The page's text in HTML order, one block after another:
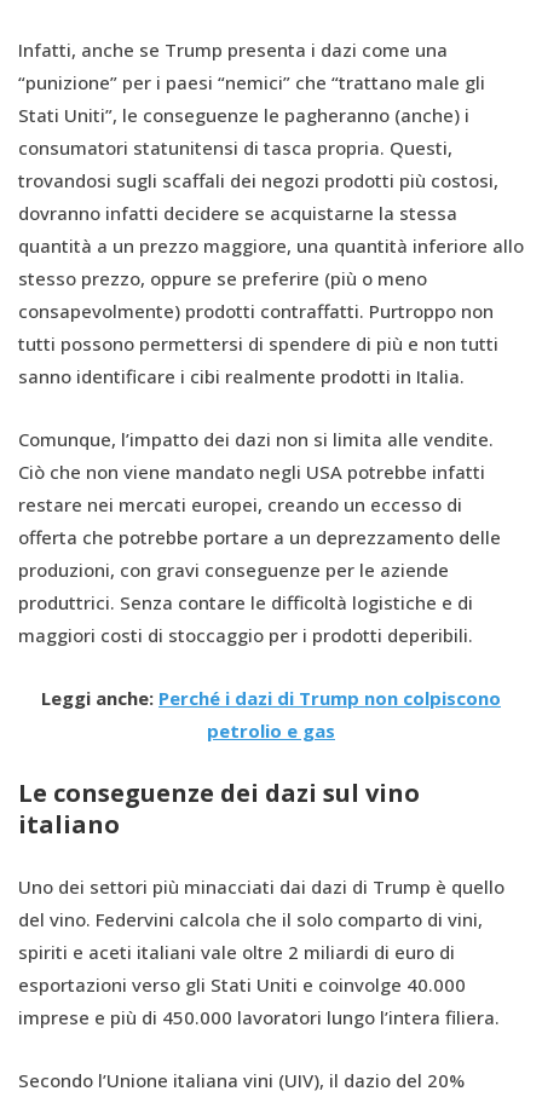
Infatti, anche se Trump presenta i dazi come una
“punizione” per i paesi “nemici” che “trattano male gli
Stati Uniti”, le conseguenze le pagheranno (anche) i
consumatori statunitensi di tasca propria. Questi,
trovandosi sugli scaffali dei negozi prodotti più costosi,
dovranno infatti decidere se acquistarne la stessa
quantità a un prezzo maggiore, una quantità inferiore allo
stesso prezzo, oppure se preferire (più o meno
consapevolmente) prodotti contraffatti. Purtroppo non
tutti possono permettersi di spendere di più e non tutti
sanno identificare i cibi realmente prodotti in Italia.
Comunque, l’impatto dei dazi non si limita alle vendite.
Ciò che non viene mandato negli USA potrebbe infatti
restare nei mercati europei, creando un eccesso di
offerta che potrebbe portare a un deprezzamento delle
produzioni, con gravi conseguenze per le aziende
produttrici. Senza contare le difficoltà logistiche e di
maggiori costi di stoccaggio per i prodotti deperibili.
Leggi anche: Perché i dazi di Trump non colpiscono
petrolio e gas
Le conseguenze dei dazi sul vino
italiano
Uno dei settori più minacciati dai dazi di Trump è quello
del vino. Federvini calcola che il solo comparto di vini,
spiriti e aceti italiani vale oltre 2 miliardi di euro di
esportazioni verso gli Stati Uniti e coinvolge 40.000
imprese e più di 450.000 lavoratori lungo l’intera filiera.
Secondo l’Unione italiana vini (UIV), il dazio del 20%